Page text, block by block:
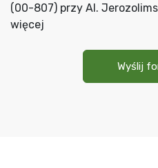
przedstawianie
ofert*
Administrator
danych
(00-807) przy Al.
więcej
Wyślij